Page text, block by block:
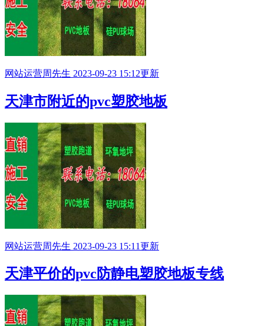
网站运营周先生 2023-09-23 15:12更新
天津市附近的pvc塑胶地板
网站运营周先生 2023-09-23 15:11更新
天津平价的pvc防静电塑胶地板专线